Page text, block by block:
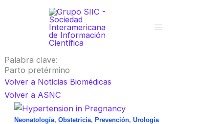
Palabra clave:
Parto pretérmino
Volver a Noticias Biomédicas
Volver a ASNC
Neonatología, Obstetricia, Prevención, Urología